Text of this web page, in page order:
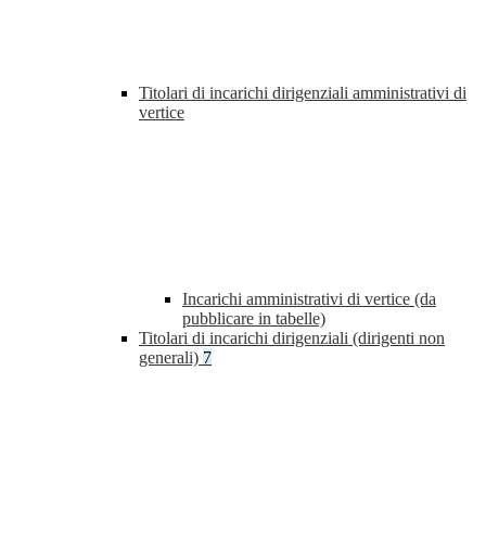
Titolari di incarichi dirigenziali amministrativi di
vertice
Incarichi amministrativi di vertice (da
pubblicare in tabelle)
Titolari di incarichi dirigenziali (dirigenti non
generali) 7